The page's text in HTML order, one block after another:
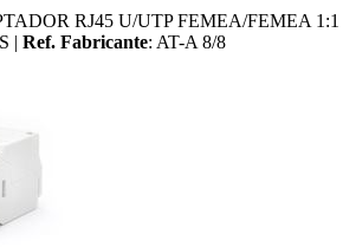
RJ45 U/UTP FEMEA/FEMEA 1:1
| Ref. Fabricante: AT-A 8/8